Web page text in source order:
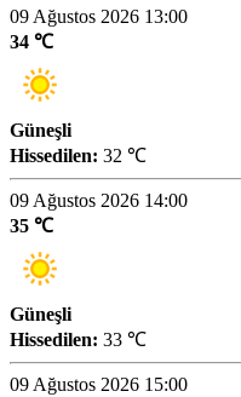
09 Ağustos 2026 13:00
34 ℃
Güneşli
Hissedilen: 32 ℃
09 Ağustos 2026 14:00
35 ℃
Güneşli
Hissedilen: 33 ℃
09 Ağustos 2026 15:00